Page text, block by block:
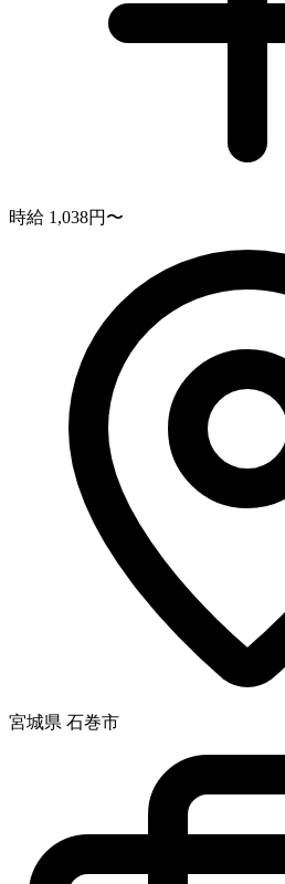
時給 1,038円〜
宮城県 石巻市